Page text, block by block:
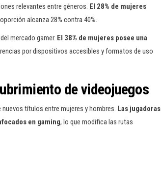
relevantes entre géneros. El 28% de mujeres
alcanza 28% contra 40%.
mercado gamer. El 38% de mujeres posee una
por dispositivos accesibles y formatos de uso
de videojuegos
títulos entre mujeres y hombres. Las jugadoras
en gaming, lo que modifica las rutas